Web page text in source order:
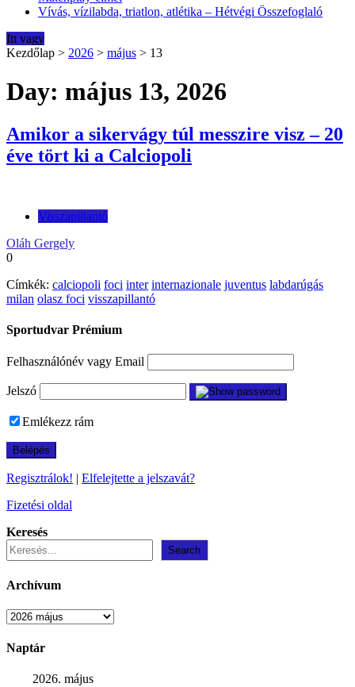
Vívás, vízilabda, triatlon, atlétika – Hétvégi Összefoglaló
Itt vagy
Kezdőlap > 2026 > május > 13
Day: május 13, 2026
Amikor a sikervágy túl messzire visz – 20
éve tört ki a Calciopoli
Visszapillantó
Oláh Gergely
0
Címkék: calciopoli foci inter internazionale juventus labdarúgás
milan olasz foci visszapillantó
Sportudvar Prémium
Felhasználónév vagy Email
Jelszó
Emlékezz rám
Regisztrálok! | Elfelejtette a jelszavát?
Fizetési oldal
Keresés
Search
Archívum
Archívum
Naptár
2026. május